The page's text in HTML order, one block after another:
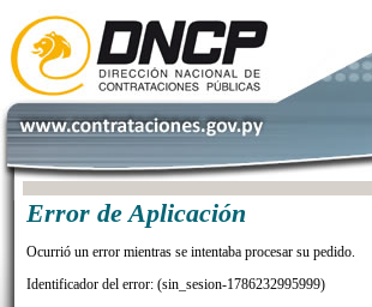
Error de Aplicación
Ocurrió un error mientras se intentaba procesar su pedido.
Identificador del error: (sin_sesion-1786232995999)